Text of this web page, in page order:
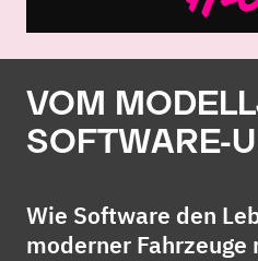
VOM
SOFTWARE-
Wie Software den
moderner